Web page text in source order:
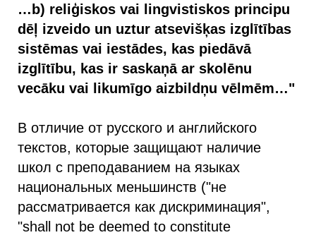
…b) reliģiskos vai lingvistiskos principu
dēļ izveido un uztur atsevišķas izglītības
sistēmas vai iestādes, kas piedāvā
izglītību, kas ir saskaņā ar skolēnu
vecāku vai likumīgo aizbildņu vēlmēm…"
В отличие от русского и английского
текстов, которые защищают наличие
школ с преподаванием на языках
национальных меньшинств ("не
рассматривается как дискриминация",
"shall not be deemed to constitute